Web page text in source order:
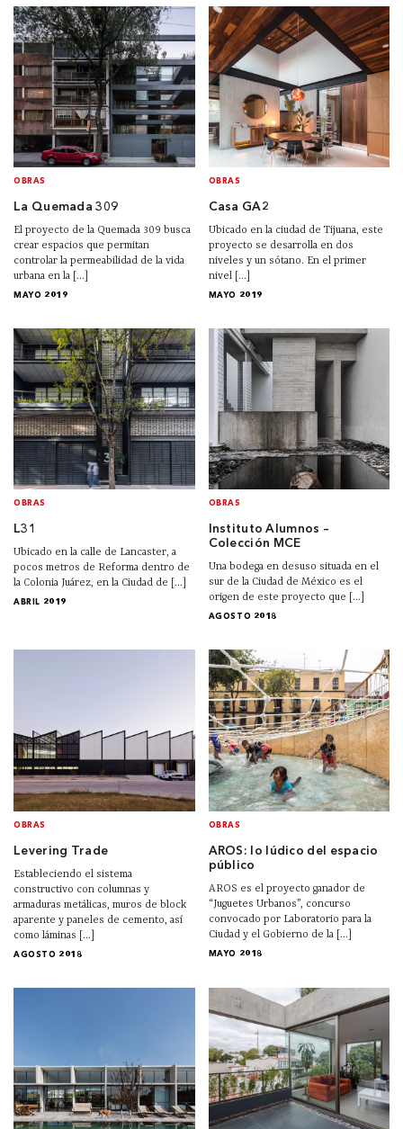
OBRAS
La Quemada 309
El proyecto de la Quemada 309 busca
crear espacios que permitan
controlar la permeabilidad de la vida
urbana en la [...]
MAYO 2019
OBRAS
Casa GA2
Ubicado en la ciudad de Tijuana, este
proyecto se desarrolla en dos
niveles y un sótano. En el primer
nivel [...]
MAYO 2019
OBRAS
L31
Ubicado en la calle de Lancaster, a
pocos metros de Reforma dentro de
la Colonia Juárez, en la Ciudad de [...]
ABRIL 2019
OBRAS
Instituto Alumnos –
Colección MCE
Una bodega en desuso situada en el
sur de la Ciudad de México es el
origen de este proyecto que [...]
AGOSTO 2018
OBRAS
Levering Trade
Estableciendo el sistema
constructivo con columnas y
armaduras metálicas, muros de block
aparente y paneles de cemento, así
como láminas [...]
AGOSTO 2018
OBRAS
AROS: lo lúdico del espacio
público
AROS es el proyecto ganador de
“Juguetes Urbanos”, concurso
convocado por Laboratorio para la
Ciudad y el Gobierno de la [...]
MAYO 2018